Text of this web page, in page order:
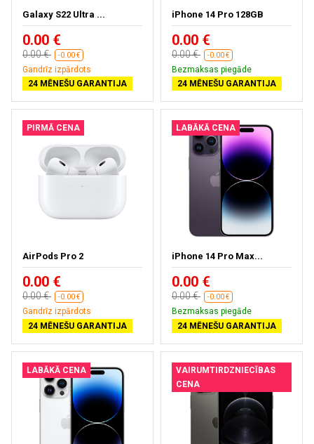
Galaxy S22 Ultra ...
0.00 €
0.00 € -0.00 €
Gandrīz izpārdots
24 MĒNEŠU GARANTIJA
iPhone 14 Pro 128GB
0.00 €
0.00 € -0.00 €
Bezmaksas piegāde
24 MĒNEŠU GARANTIJA
PIRMĀ CENA
AirPods Pro 2
0.00 €
0.00 € -0.00 €
Gandrīz izpārdots
24 MĒNEŠU GARANTIJA
LABĀKĀ CENA
iPhone 14 Pro Max...
0.00 €
0.00 € -0.00 €
Bezmaksas piegāde
24 MĒNEŠU GARANTIJA
LABĀKĀ CENA
VAIRUMTIRDZNIECĪBAS
CENA